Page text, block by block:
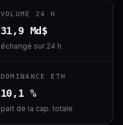
VOLUME 24 H
31,9 Md$
échangé sur 24 h
DOMINANCE ETH
10,1 %
part de la cap. totale